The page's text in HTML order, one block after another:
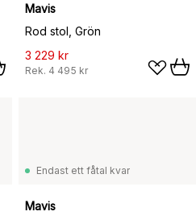
Mavis
Rod stol, Grön
3 229 kr
Rek. 4 495 kr
Endast ett fåtal kvar
Mavis